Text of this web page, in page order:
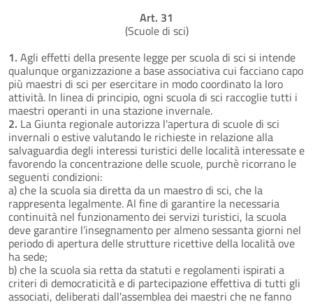
Art. 31
(Scuole di sci)
1. Agli effetti della presente legge per scuola di sci si intende
qualunque organizzazione a base associativa cui facciano capo
più maestri di sci per esercitare in modo coordinato la loro
attività. In linea di principio, ogni scuola di sci raccoglie tutti i
maestri operanti in una stazione invernale.
2. La Giunta regionale autorizza l'apertura di scuole di sci
invernali o estive valutando le richieste in relazione alla
salvaguardia degli interessi turistici delle località interessate e
favorendo la concentrazione delle scuole, purchè ricorrano le
seguenti condizioni:
a) che la scuola sia diretta da un maestro di sci, che la
rappresenta legalmente. Al fine di garantire la necessaria
continuità nel funzionamento dei servizi turistici, la scuola
deve garantire l’insegnamento per almeno sessanta giorni nel
periodo di apertura delle strutture ricettive della località ove
ha sede;
b) che la scuola sia retta da statuti e regolamenti ispirati a
criteri di democraticità e di partecipazione effettiva di tutti gli
associati, deliberati dall'assemblea dei maestri che ne fanno